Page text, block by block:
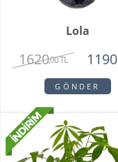
Lola
1620,00 TL 1190
GÖNDER